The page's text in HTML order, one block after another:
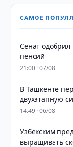
САМОЕ
Сенат
пенсий
21:00 · 07/08
В Ташкенте
двухэтапную
14:49 · 06/08
Узбекским
выращивать